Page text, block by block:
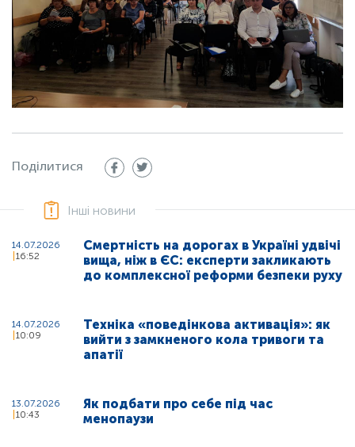
Поділитися
Інші новини
14.07.2026
16:52
Смертність на дорогах в Україні удвічі
вища, ніж в ЄС: експерти закликають
до комплексної реформи безпеки руху
14.07.2026
10:09
Техніка «поведінкова активація»: як
вийти з замкненого кола тривоги та
апатії
13.07.2026
10:43
Як подбати про себе під час
менопаузи